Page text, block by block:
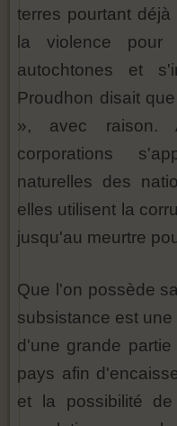
terres pourtant
la violence pour
autochtones et
Proudhon disait
», avec raison.
corporations
naturelles des
elles utilisent la
jusqu'au meurtre
Que l'on possède
subsistance est
d'une grande
pays afin
et la possibilité